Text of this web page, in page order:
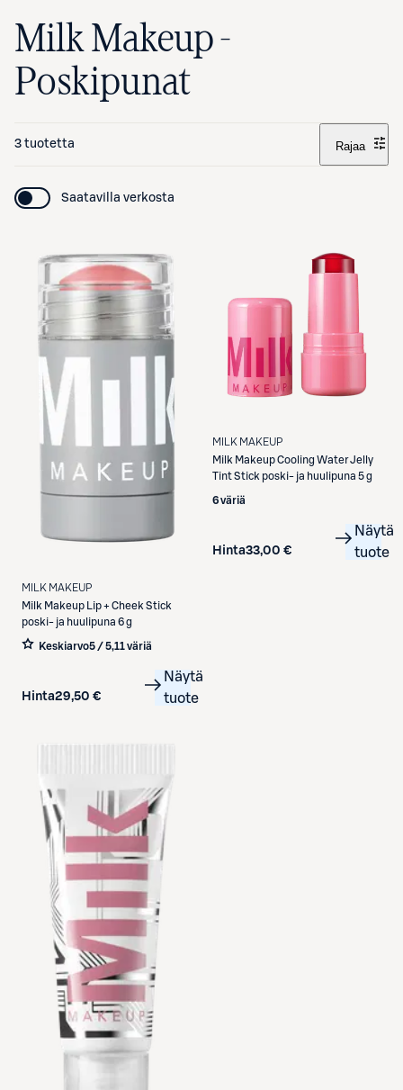
Milk Makeup -
Poskipunat
3 tuotetta Rajaa
Saatavilla verkosta
MILK MAKEUP
Milk Makeup
Lip + Cheek Stick
poski- ja huulipuna 6 g
Keskiarvo5 / 5,11 väriä
Hinta29,50 €
Näytä
tuote
MILK MAKEUP
Milk MakeupCooling Water Jelly
Tint Stick poski- ja huulipuna 5 g
6 väriä
Hinta33,00 €
Näytä
tuote